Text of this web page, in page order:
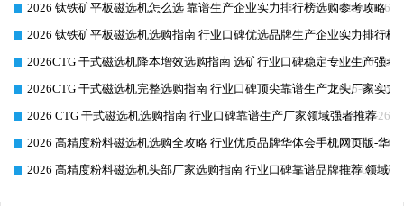
2026-06-26
2026 钛铁矿平板磁选机怎么选 靠谱生产企业实力排行榜选购参考攻略
2026-06-26
2026 钛铁矿平板磁选机选购指南 行业口碑优选品牌生产企业实力排行榜
2026-06-26
2026CTG 干式磁选机降本增效选购指南 选矿行业口碑稳定专业生产强者
2026-06-26
2026CTG 干式磁选机完整选购指南 行业口碑顶尖靠谱生产龙头厂家实力
2026-06-26
2026 CTG 干式磁选机选购指南|行业口碑靠谱生产厂家领域强者推荐
2026-06-26
2026 高精度粉料磁选机选购全攻略 行业优质品牌华体会手机网页版-华
2026-06-26
2026 高精度粉料磁选机头部厂家选购指南 行业口碑靠谱品牌推荐 领域